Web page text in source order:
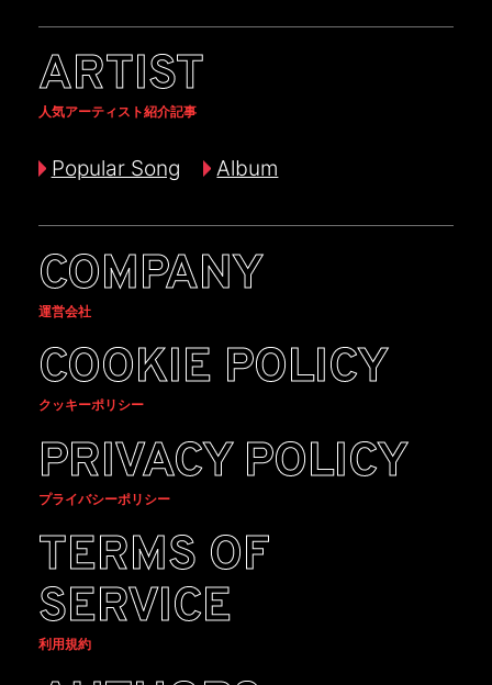
ARTIST
人気アーティスト紹介記事
Popular Song Album
COMPANY
運営会社
COOKIE POLICY
クッキーポリシー
PRIVACY POLICY
プライバシーポリシー
TERMS OF
SERVICE
利用規約